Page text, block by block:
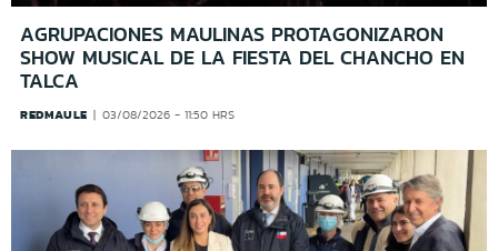
AGRUPACIONES MAULINAS PROTAGONIZARON
SHOW MUSICAL DE LA FIESTA DEL CHANCHO EN
TALCA
REDMAULE 03/08/2026 - 11:50 HRS